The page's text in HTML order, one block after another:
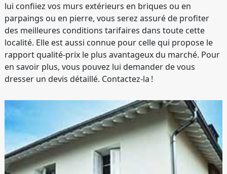
lui confiiez vos murs extérieurs en briques ou en
parpaings ou en pierre, vous serez assuré de profiter
des meilleures conditions tarifaires dans toute cette
localité. Elle est aussi connue pour celle qui propose le
rapport qualité-prix le plus avantageux du marché. Pour
en savoir plus, vous pouvez lui demander de vous
dresser un devis détaillé. Contactez-la !